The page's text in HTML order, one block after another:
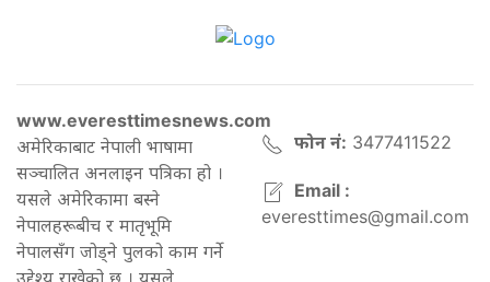
www.everesttimesnews.com
अमेरिकाबाट नेपाली भाषामा
सञ्चालित अनलाइन पत्रिका हो ।
यसले अमेरिकामा बस्ने
नेपालहरूबीच र मातृभूमि
नेपालसँग जोड्ने पुलको काम गर्ने
फोन नं: 3477411522
Email :
everesttimes@gmail.com